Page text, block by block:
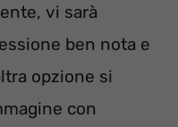
vi sarà
ben nota e
opzione si
con